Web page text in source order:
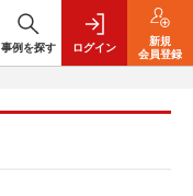
事例を探す ログイン
新規
会員登録